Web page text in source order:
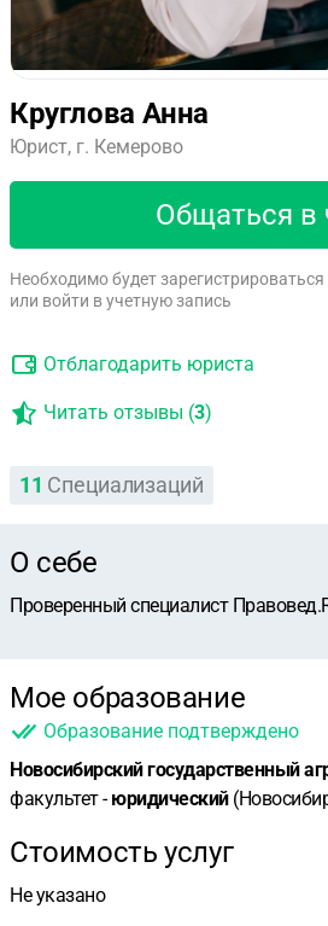
Круглова Анна
Юрист, г. Кемерово
Общаться в
Необходимо будет зарегистрироваться
или войти в учетную запись
Отблагодарить юриста
Читать отзывы (3)
11 Специализаций
О себе
Проверенный специалист
Мое образование
Образование подтверждено
Новосибирский государственный
факультет -юридический
Стоимость услуг
Не указано